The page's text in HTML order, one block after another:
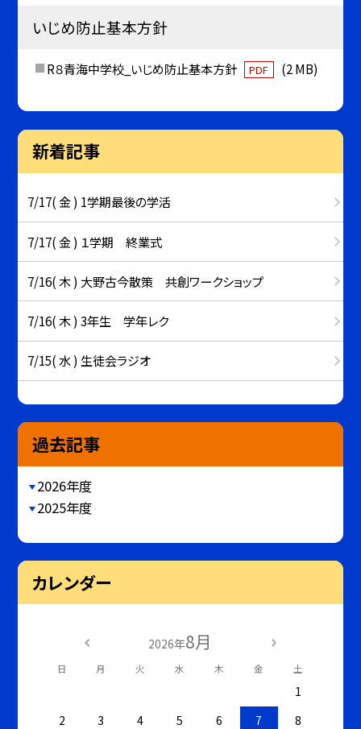
いじめ防止基本方針
R８青海中学校_いじめ防止基本方針 PDF (2 MB)
新着記事
7/17( 金 ) 1学期最後の学活
7/17( 金 ) １学期 終業式
7/16( 木 ) 大野古今散策 共創ワークショップ
7/16( 木 ) 3年生 学年レク
7/15( 水 ) 生徒会ラジオ
過去記事
2026年度
2025年度
カレンダー
2026年8月
日 月 火 水 木 金 土
1
2
3 4 5 6 7
8